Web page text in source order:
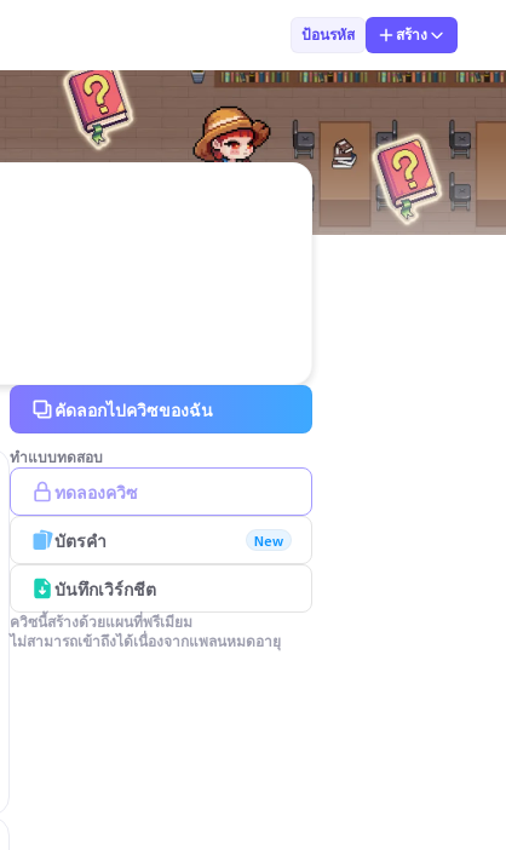
ป้อนรหัส สร้าง
คัดลอกไปควิซของฉัน
ทำแบบทดสอบ
ทดลองควิซ
บัตรคำ New
บันทึกเวิร์กชีต
ควิซนี้สร้างด้วยแผนที่พรีเมียม
ไม่สามารถเข้าถึงได้เนื่องจากแพลนหมดอายุ